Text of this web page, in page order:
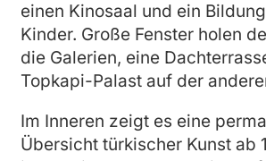
einen Kinosaal und ein
Kinder. Große Fenster holen
die Galerien, eine
Topkapi-Palast auf der
Im Inneren zeigt es eine
Übersicht türkischer Kunst ab